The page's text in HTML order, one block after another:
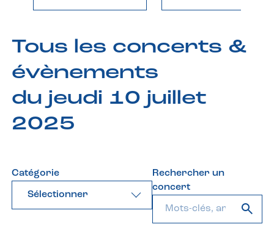
Tous les concerts &
évènements
du jeudi 10 juillet
2025
Catégorie
Sélectionner
Rechercher un
concert